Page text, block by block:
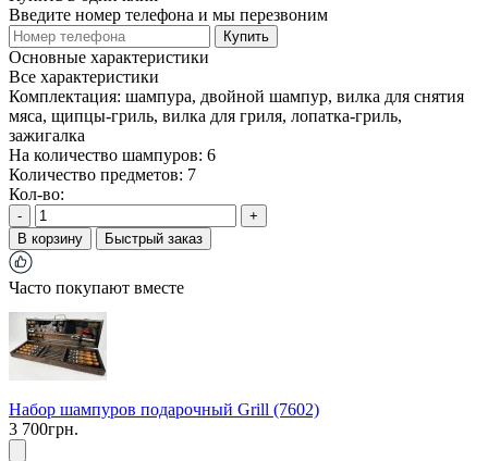
Введите номер телефона и мы перезвоним
Купить
Основные характеристики
Все характеристики
Комплектация: шампура, двойной шампур, вилка для снятия
мяса, щипцы-гриль, вилка для гриля, лопатка-гриль,
зажигалка
На количество шампуров: 6
Количество предметов: 7
Кол-во:
-
+
В корзину
Быстрый заказ
Часто покупают вместе
Набор шампуров подарочный Grill (7602)
3 700грн.